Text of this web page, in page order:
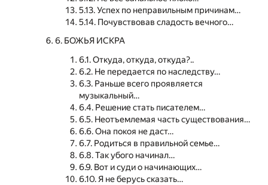
5.13. Успех по неправильным причинам…
5.14. Почувствовав сладость вечного…
6. БОЖЬЯ ИСКРА
6.1. Откуда, откуда, откуда?..
6.2. Не передается по наследству…
6.3. Раньше всего проявляется
музыкальный…
6.4. Решение стать писателем…
6.5. Неотъемлемая часть существования…
6.6. Она покоя не даст…
6.7. Родиться в правильной семье…
6.8. Так убого начинал…
6.9. Вот и суди о начинающих…
6.10. Я не берусь сказать…